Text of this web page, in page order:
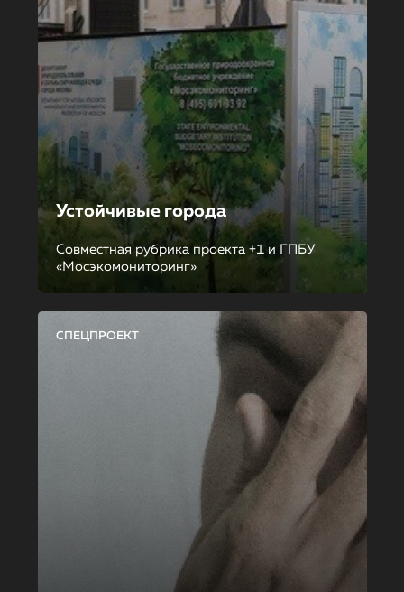
Устойчивые города
Совместная рубрика проекта +1 и ГПБУ
«Мосэкомониторинг»
СПЕЦПРОЕКТ